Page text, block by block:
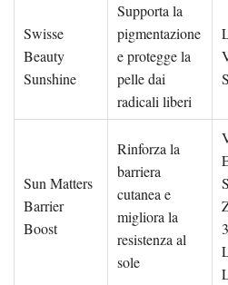
Swisse
Beauty
Sunshine
Supporta la
pigmentazione
e protegge la
pelle dai
radicali liberi
Sun Matters
Barrier
Boost
Rinforza la
barriera
cutanea e
migliora la
resistenza al
sole